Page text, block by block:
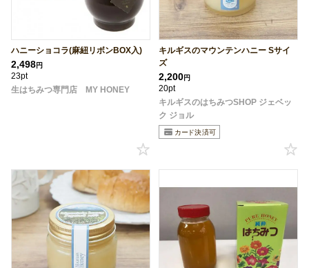
ハニーショコラ(麻紐リボンBOX入)
2,498円
23pt
生はちみつ専門店 MY HONEY
キルギスのマウンテンハニー Sサイ
ズ
2,200円
20pt
キルギスのはちみつSHOP ジェベッ
ク ジョル